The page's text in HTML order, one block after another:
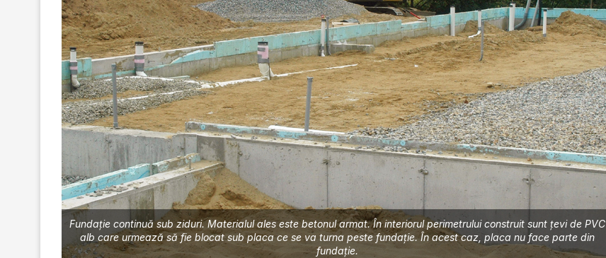
Fundație continuă sub ziduri. Materialul ales este betonul armat. În interiorul perimetrului construit sunt țevi de PVC
alb care urmează să fie blocat sub placa ce se va turna peste fundație. În acest caz, placa nu face parte din
fundație.